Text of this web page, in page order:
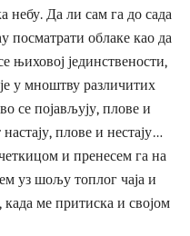
небу. Да ли сам га до сада
посматрати облаке као да
јединствености,
у мноштву различитих
се појављују, плове и
плове и нестају…
и пренесем га на
уз шољу топлог чаја и
ме притиска и својом